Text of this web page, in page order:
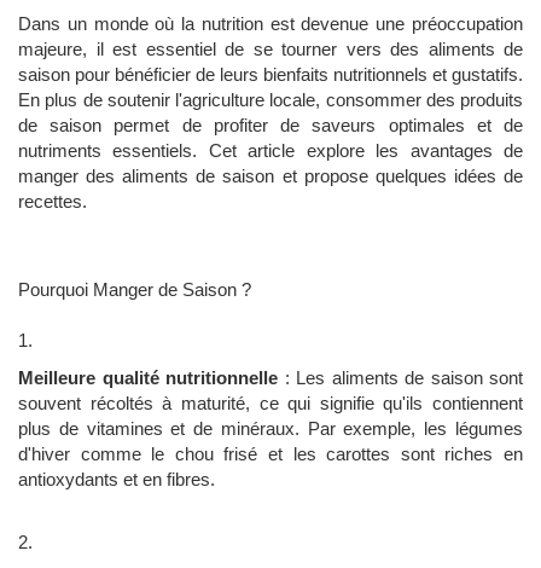
Dans un monde où la nutrition est devenue une préoccupation
majeure, il est essentiel de se tourner vers des aliments de
saison pour bénéficier de leurs bienfaits nutritionnels et gustatifs.
En plus de soutenir l'agriculture locale, consommer des produits
de saison permet de profiter de saveurs optimales et de
nutriments essentiels. Cet article explore les avantages de
manger des aliments de saison et propose quelques idées de
recettes.
Pourquoi Manger de Saison ?
Meilleure qualité nutritionnelle : Les aliments de saison sont
souvent récoltés à maturité, ce qui signifie qu'ils contiennent
plus de vitamines et de minéraux. Par exemple, les légumes
d'hiver comme le chou frisé et les carottes sont riches en
antioxydants et en fibres.